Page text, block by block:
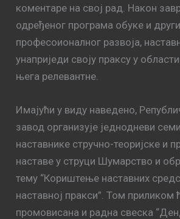
коментаре на свој рад. Након
одређеног програма обуке и
професоионалног развоја,
унаприједи своју праксу у
њега релевантне.
Имајући у виду наведено,
завод организује једнодневи
наставнике стручно-теоријске и
наставе у струци Шумарство и
тему “Кориштење наставних
наставној пракси”. Том приликом
промовисана и радна свеска